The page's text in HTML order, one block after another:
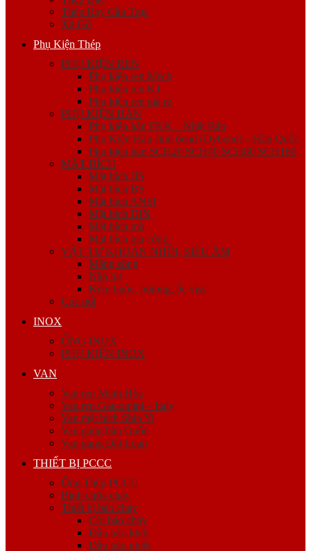
Thép Ray Cầu Trục
Xà Gồ
Phụ Kiện Thép
PHỤ KIỆN REN
Phụ kiện ren Mech
Phụ kiện ren K1
Phụ kiện ren giá rẻ
PHỤ KIỆN HÀN
Phụ kiện hàn FKK – Nhật Bản
Phụ Kiện Hàn Jinil bend (Dybend) – Hàn Quốc
Phụ kiện hàn SCH20 SCH40 SCH80 SCH160
MẶT BÍCH
Mặt bích JIS
Mặt bích BS
Mặt bích ANSI
Mặt bích DIN
Mặt bích mù
Mặt bích gia công
VẬT TƯ KHOAN NHỒI, SIÊU ÂM
Măng sông
Nắp bịt
Kẽm buộc, bulong, ốc viss
Cóc nối
INOX
ỐNG INOX
PHỤ KIỆN INOX
VAN
Van ren Minh Hòa
Van ren Giacomini – Italy
Van mặt bích Shin Yi
Van gang hàn Quốc
Van gang Đài Loan
THIẾT BỊ PCCC
Ống Thép PCCC
Bình chữa cháy
Thiết bị báo cháy
Còi báo cháy
Đầu báo khói
Đầu báo nhiệt